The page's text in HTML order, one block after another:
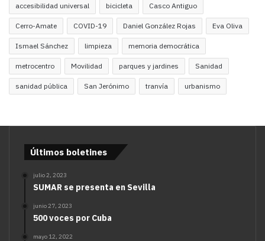
accesibilidad universal bicicleta Casco Antiguo
Cerro-Amate COVID-19 Daniel González Rojas Eva Oliva
Ismael Sánchez limpieza memoria democrática
metrocentro Movilidad parques y jardines Sanidad
sanidad pública San Jerónimo tranvía urbanismo
Últimos boletines
julio 2, 2023
SUMAR se presenta en Sevilla
junio 27, 2023
500 voces por Cuba
mayo 12, 2022